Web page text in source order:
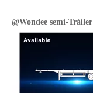
@Wondee semi-Tráiler